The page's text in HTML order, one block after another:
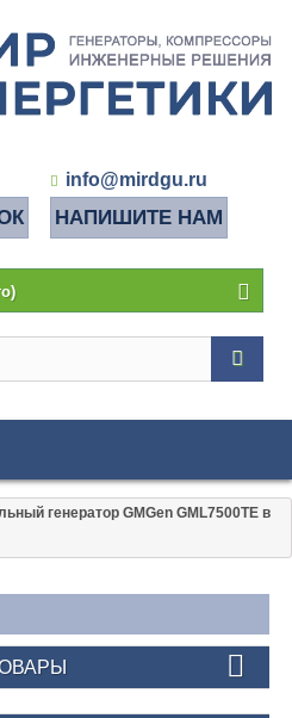
info@mirdgu.ru
НАПИШИТЕ НАМ
генератор GMGen GML7500TE в